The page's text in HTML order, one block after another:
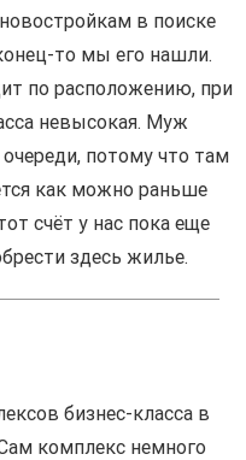
в поиске
то мы его нашли.
по расположению, при
невысокая. Муж
потому что там
как можно раньше
счёт у нас пока еще
здесь жилье.
бизнес-класса в
комплекс немного